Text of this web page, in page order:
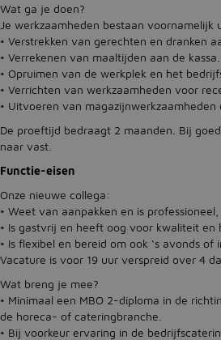
Wat ga je doen?
Je werkzaamheden bestaan voornamelijk
• Verstrekken van gerechten en dranken
• Verrekenen van maaltijden aan de kassa.
• Opruimen van de werkplek en het
• Verrichten van werkzaamheden voor
• Uitvoeren van
De proeftijd bedraagt 2 maanden. Bij
naar vast.
Functie-eisen
Onze nieuwe collega:
• Weet van aanpakken en is
• Is gastvrij en heeft oog voor kwaliteit en
• Is flexibel en bereid om ook ‘s avonds
Vacature is voor 19 uur verspreid over 4
Wat breng je mee?
• Minimaal een MBO 2-diploma in de
de horeca- of cateringbranche.
• Bij voorkeur ervaring in de